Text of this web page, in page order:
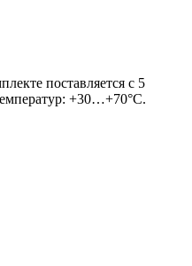
поставляется с 5
+30…+70°С.